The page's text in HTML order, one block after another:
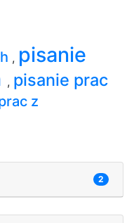
, pisanie
, pisanie prac
z
2